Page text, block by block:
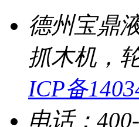
德州宝鼎
抓木机，
ICP备
电话：